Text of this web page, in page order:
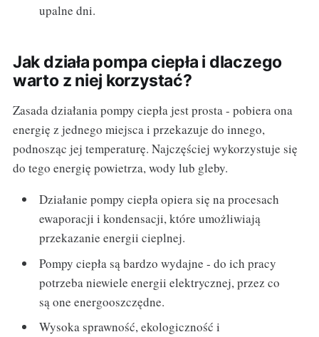
upalne dni.
Jak działa pompa ciepła i dlaczego
warto z niej korzystać?
Zasada działania pompy ciepła jest prosta - pobiera ona
energię z jednego miejsca i przekazuje do innego,
podnosząc jej temperaturę. Najczęściej wykorzystuje się
do tego energię powietrza, wody lub gleby.
Działanie pompy ciepła opiera się na procesach
ewaporacji i kondensacji, które umożliwiają
przekazanie energii cieplnej.
Pompy ciepła są bardzo wydajne - do ich pracy
potrzeba niewiele energii elektrycznej, przez co
są one energooszczędne.
Wysoka sprawność, ekologiczność i